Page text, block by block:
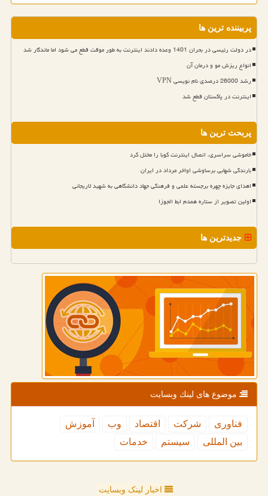
پربیننده ترین ها
در دولت رئیسی در بحران 1401 وعده دادند اینترنت به طور موقت قطع می شود اما ماندگار شد
انواع ریزش مو و درمان آن
رشد 26000 درصدی نام نویسی VPN
اینترنت در پاکستان قطع شد
پربحث ترین ها
خاموشی سراسری، اتصال اینترنت کوبا را مختل کرد
بارندگی شهابی برساوشی اواخر مرداد در ایران
اهدای جایزه چهره برجسته علمی و فرهنگی جهاد دانشگاهی به شهید لاریجانی
اولین تصویر از ستاره همدم ابط الجوزا
جدیدترین ها
موضوع های لینك وبسایت
فناوری شركت اقتصاد وب
آموزش
بین المللی
سیستم خدمات
اخبار لینک وبسایت